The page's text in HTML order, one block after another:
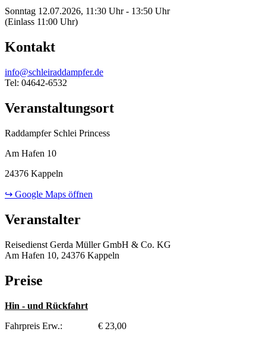
Sonntag 12.07.2026, 11:30 Uhr - 13:50 Uhr
(Einlass 11:00 Uhr)
Kontakt
info@schleiraddampfer.de
Tel: 04642-6532
Veranstaltungsort
Raddampfer Schlei Princess
Am Hafen 10
24376 Kappeln
↪ Google Maps öffnen
Veranstalter
Reisedienst Gerda Müller GmbH & Co. KG
Am Hafen 10, 24376 Kappeln
Preise
Hin - und Rückfahrt
Fahrpreis Erw.: € 23,00